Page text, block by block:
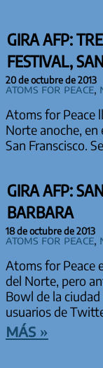
GIRA AFP:
FESTIVAL,
20 de octubre de 2013
Atoms for Peace,
Atoms for Peace
Norte anoche, en
San Franscisco.
GIRA AFP:
BARBARA
18 de octubre de 2013
Atoms for Peace,
Atoms for Peace
del Norte, pero
Bowl de la
usuarios de
más »